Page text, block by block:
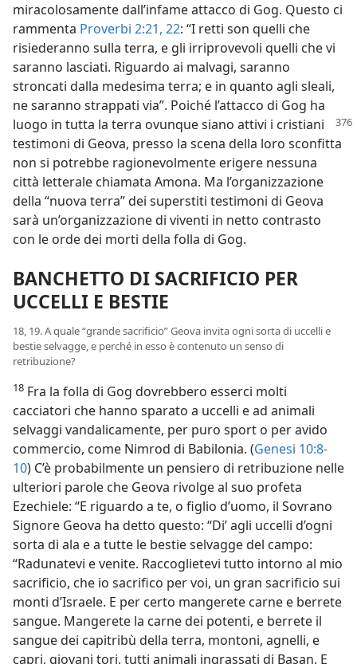
miracolosamente dall’infame attacco di Gog. Questo ci
rammenta Proverbi 2:21, 22: “I retti son quelli che
risiederanno sulla terra, e gli irriprovevoli quelli che vi
saranno lasciati. Riguardo ai malvagi, saranno
stroncati dalla medesima terra; e in quanto agli sleali,
ne saranno strappati via”. Poiché l’attacco di Gog ha
luogo in tutta la terra ovunque siano attivi i cristiani
testimoni di Geova, presso la scena della loro sconfitta
non si potrebbe ragionevolmente erigere nessuna
città letterale chiamata Amona. Ma l’organizzazione
della “nuova terra” dei superstiti testimoni di Geova
sarà un’organizzazione di viventi in netto contrasto
con le orde dei morti della folla di Gog.
BANCHETTO DI SACRIFICIO PER
UCCELLI E BESTIE
18, 19. A quale “grande sacrificio” Geova invita ogni sorta di uccelli e
bestie selvagge, e perché in esso è contenuto un senso di
retribuzione?
18 Fra la folla di Gog dovrebbero esserci molti
cacciatori che hanno sparato a uccelli e ad animali
selvaggi vandalicamente, per puro sport o per avido
commercio, come Nimrod di Babilonia. (Genesi 10:8-
10) C’è probabilmente un pensiero di retribuzione nelle
ulteriori parole che Geova rivolge al suo profeta
Ezechiele: “E riguardo a te, o figlio d’uomo, il Sovrano
Signore Geova ha detto questo: “Di’ agli uccelli d’ogni
sorta di ala e a tutte le bestie selvagge del campo:
“Radunatevi e venite. Raccoglietevi tutto intorno al mio
sacrificio, che io sacrifico per voi, un gran sacrificio sui
monti d’Israele. E per certo mangerete carne e berrete
sangue. Mangerete la carne dei potenti, e berrete il
sangue dei capitribù della terra, montoni, agnelli, e
capri, giovani tori, tutti animali ingrassati di Basan. E